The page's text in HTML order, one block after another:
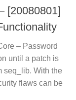
[20080801]
– Password
until a patch is
seq_lib. With the
flaws can be